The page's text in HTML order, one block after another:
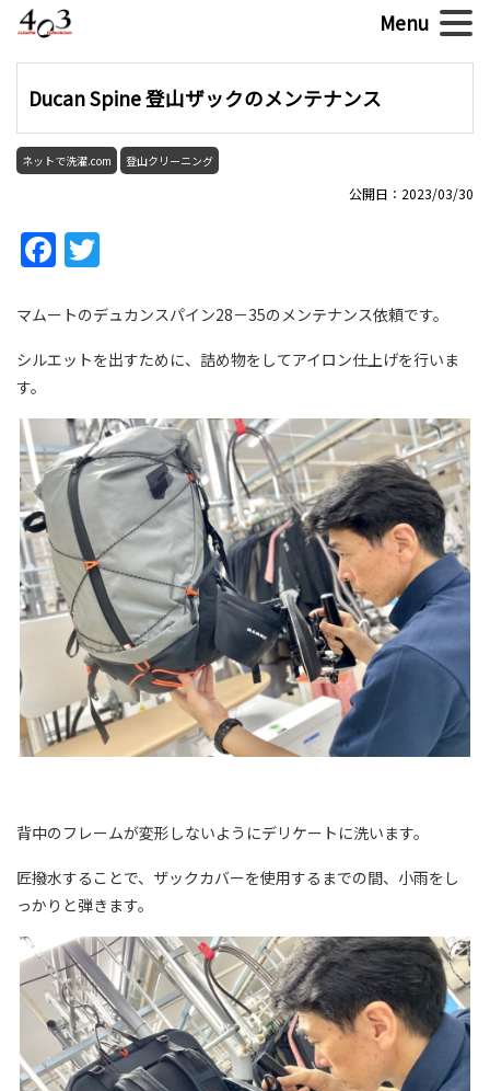
Ducan Spine 登山ザックのメンテナンス
ネットで洗濯.com 登山クリーニング
公開日：2023/03/30
Facebook
マムートのデュカンスパイン28－35のメンテナンス依頼です。
シルエットを出すために、詰め物をしてアイロン仕上げを行いま
す。
背中のフレームが変形しないようにデリケートに洗います。
匠撥水することで、ザックカバーを使用するまでの間、小雨をし
っかりと弾きます。